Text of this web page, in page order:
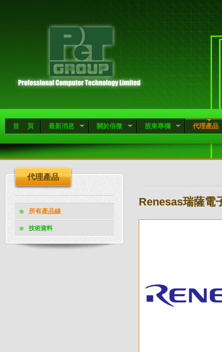
首 頁 最新消息 關於倍微 股東專欄 代理產品
代理產品
所有產品線
技術資料
Renesas瑞薩電